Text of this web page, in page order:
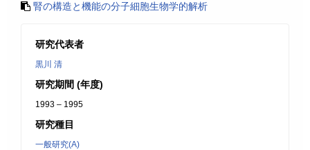
腎の構造と機能の分子細胞生物学的解析
研究代表者
黒川 清
研究期間 (年度)
1993 – 1995
研究種目
一般研究(A)